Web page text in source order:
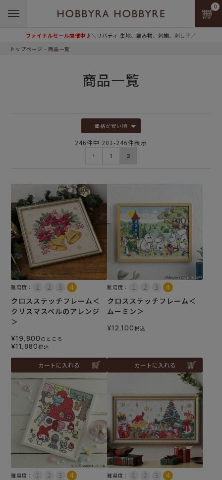
ファイナルセール開催中♪＼リバティ 生地、編み物、刺繍、刺し子／
0
トップページ 商品一覧
商品一覧
価格が安い順
246件中 201 -246件表示
1 2
難易度：
クロスステッチフレーム＜
クリスマスベルのアレンジ
＞
¥19,800 のところ
¥11,880税込
カートに入れる
難易度：
クロスステッチフレーム＜
ムーミン＞
¥12,100税込
カートに入れる
難易度： 難易度：